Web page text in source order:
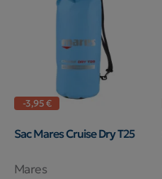
-3,95 €
Sac Mares Cruise Dry T25
Mares